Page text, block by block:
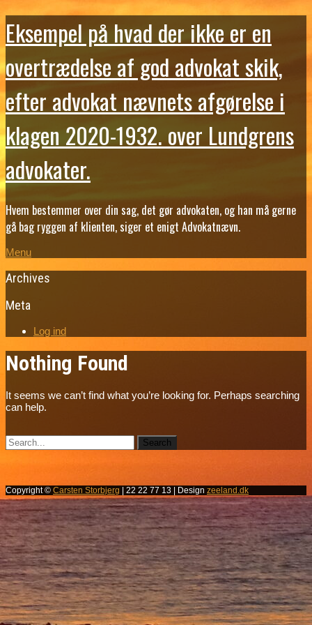
Eksempel på hvad der ikke er en
overtrædelse af god advokat skik,
efter advokat nævnets afgørelse i
klagen 2020-1932. over Lundgrens
advokater.
Hvem bestemmer over din sag, det gør advokaten, og han må gerne
gå bag ryggen af klienten, siger et enigt Advokatnævn.
Menu
Archives
Meta
Log ind
Nothing Found
It seems we can’t find what you’re looking for. Perhaps searching
can help.
Copyright © Carsten Storbjerg | 22 22 77 13 | Design zeeland.dk